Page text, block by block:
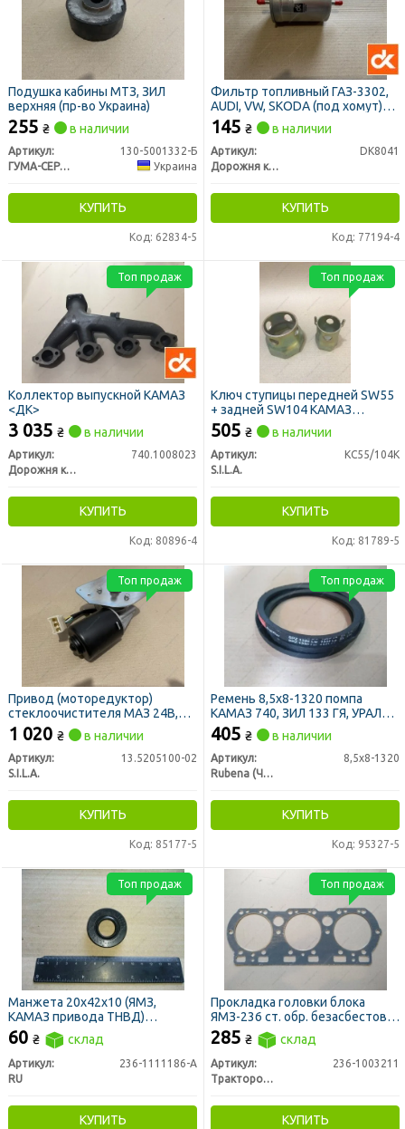
Подушка кабины МТЗ, ЗИЛ
верхняя (пр-во Украина)
255 ₴ в наличии
Артикул:
130-5001332-Б
ГУМА-СЕРВІС УКРАЇНА
Украина
КУПИТЬ
Код: 62834-5
Фильтр топливный ГАЗ-3302,
AUDI, VW, SKODA (под хомут)
<ДК>
145 ₴ в наличии
Артикул:
DK8041
Дорожня карта
КУПИТЬ
Код: 77194-4
Коллектор выпускной КАМАЗ
<ДК>
3 035 ₴ в наличии
Артикул:
740.1008023
Дорожня карта
КУПИТЬ
Код: 80896-4
Топ продаж
Ключ ступицы передней SW55
+ задней SW104 КАМАЗ
комплект
505 ₴ в наличии
Артикул:
КС55/104К
S.I.L.A.
КУПИТЬ
Код: 81789-5
Топ продаж
Привод (моторедуктор)
стеклоочистителя МАЗ 24В,
50Вт (S.I.L.A. AC)
1 020 ₴ в наличии
Артикул:
13.5205100-02
S.I.L.A.
КУПИТЬ
Код: 85177-5
Топ продаж
Ремень 8,5х8-1320 помпа
КАМАЗ 740, ЗИЛ 133 ГЯ, УРАЛ
4320 (пр-во Rubena)
405 ₴ в наличии
Артикул:
8,5х8-1320
Rubena (Чехия)
КУПИТЬ
Код: 95327-5
Топ продаж
Манжета 20х42х10 (ЯМЗ,
КАМАЗ привода ТНВД)
(740.1029240) (сальник)
60 ₴ склад
Артикул:
236-1111186-А
RU
КУПИТЬ
Топ продаж
Прокладка головки блока
ЯМЗ-236 ст. обр. безасбестовая
(пр-во ЛЗТД)
285 ₴ склад
Артикул:
236-1003211
Трактородеталь г. Лозовая
КУПИТЬ
Топ продаж